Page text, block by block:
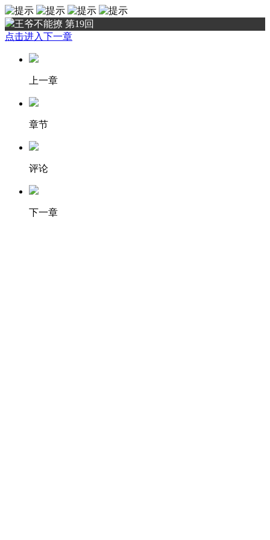
王爷不能撩 第19回
点击进入下一章
上一章
章节
评论
下一章